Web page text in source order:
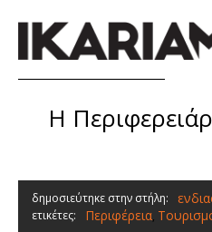
Η
δημοσιεύτηκε στην στήλη:
ετικέτες: Περιφέρεια,